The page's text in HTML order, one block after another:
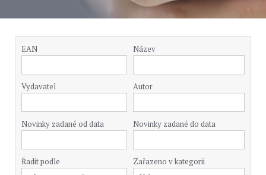
EAN Název
Vydavatel Autor
Novinky zadané od data Novinky zadané do data
Řadit podle Zařazeno v kategorii